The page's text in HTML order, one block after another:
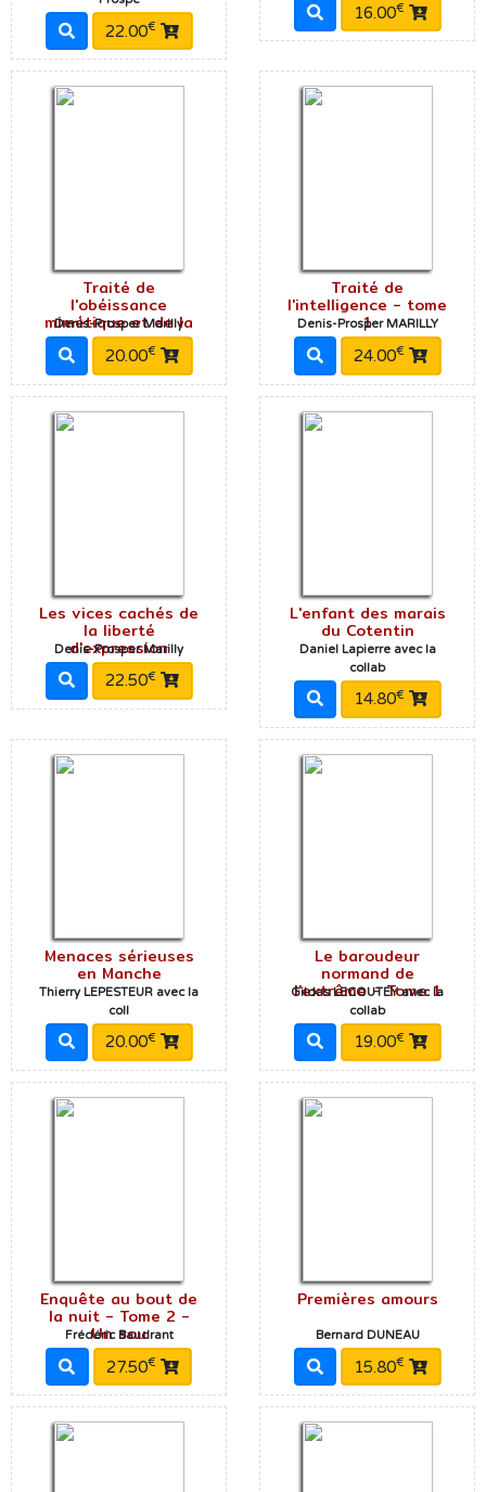
22.00€
16.00€
Traité de
l'obéissance
mimétique et de la
Denis-Prosper Marilly
20.00€
Traité de
l'intelligence - tome
1
Denis-Prosper MARILLY
24.00€
Les vices cachés de
la liberté
d'expression
Denis-Prosper Marilly
22.50€
L'enfant des marais
du Cotentin
Daniel Lapierre avec la
collab
14.80€
Menaces sérieuses
en Manche
Thierry LEPESTEUR avec la
coll
20.00€
Le baroudeur
normand de
l'extrême - Tome 1
Gildas LECOUTEY avec la
collab
19.00€
Enquête au bout de
la nuit - Tome 2 -
Un sou
Frédéric Baudrant
27.50€
Premières amours
Bernard DUNEAU
15.80€